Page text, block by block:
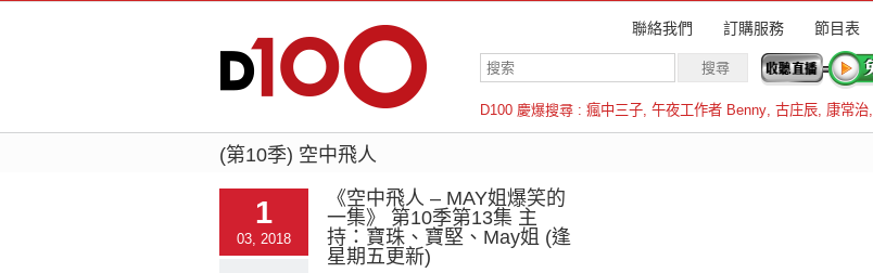
聯絡我們 訂購服務 節目表
D100 慶爆搜尋 : 瘋中三子, 午夜工作者 Benny, 古庄辰, 康常治,
羅倫斯
(第10季) 空中飛人
1
03, 2018
《空中飛人 – MAY姐爆笑的
一集》 第10季第13集 主
持：寶珠、寶堅、May姐 (逢
星期五更新)